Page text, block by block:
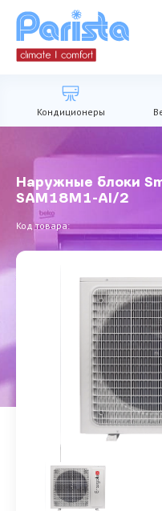
Кондиционеры
Наружные блоки
SAM18M1-AI/2
Код товара: